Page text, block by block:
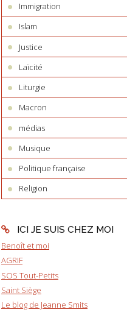
Immigration
Islam
Justice
Laïcité
Liturgie
Macron
médias
Musique
Politique française
Religion
ICI JE SUIS CHEZ MOI
Benoît et moi
AGRIF
SOS Tout-Petits
Saint Siège
Le blog de Jeanne Smits